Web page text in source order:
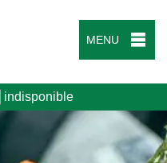
MENU
indisponible